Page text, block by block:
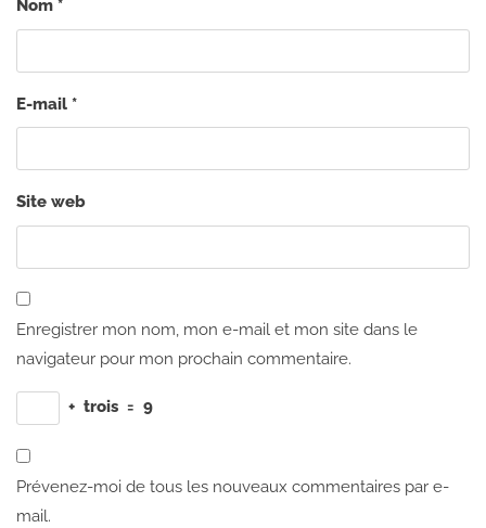
Nom *
E-mail *
Site web
Enregistrer mon nom, mon e-mail et mon site dans le
navigateur pour mon prochain commentaire.
+ trois = 9
Prévenez-moi de tous les nouveaux commentaires par e-
mail.